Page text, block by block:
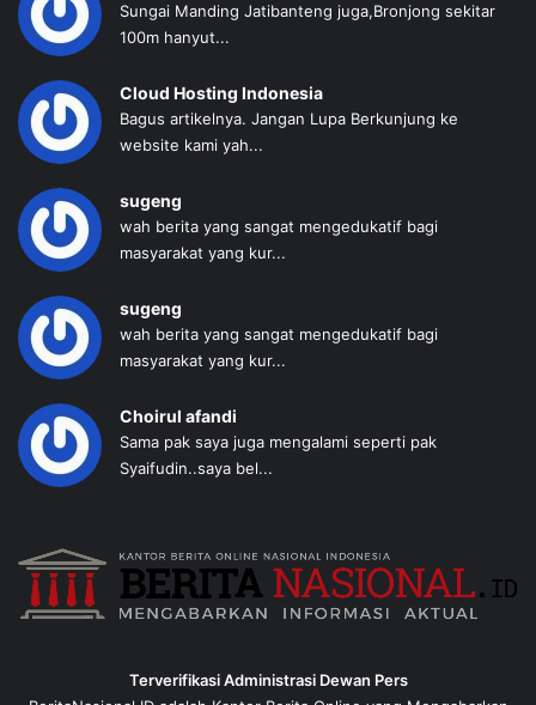
Sungai Manding Jatibanteng juga,Bronjong sekitar
100m hanyut...
Cloud Hosting Indonesia
Bagus artikelnya. Jangan Lupa Berkunjung ke
website kami yah...
sugeng
wah berita yang sangat mengedukatif bagi
masyarakat yang kur...
sugeng
wah berita yang sangat mengedukatif bagi
masyarakat yang kur...
Choirul afandi
Sama pak saya juga mengalami seperti pak
Syaifudin..saya bel...
Terverifikasi Administrasi Dewan Pers